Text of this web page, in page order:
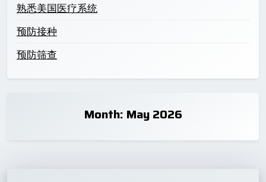
熟悉美国医疗系统
预防接种
预防筛查
Month: May 2026